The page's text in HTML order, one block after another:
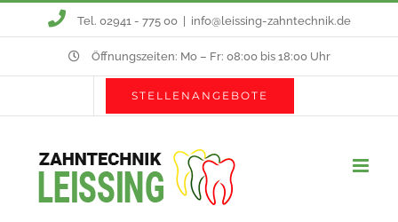
springen
Tel. 02941 - 775 00 info@leissing-zahntechnik.de
Öffnungszeiten: Mo – Fr: 08:00 bis 18:00 Uhr
STELLENANGEBOTE